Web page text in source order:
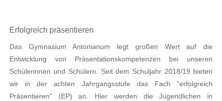
Erfolgreich präsentieren
Das Gymnasium Antonianum legt großen Wert auf die
Entwicklung von Präsentationskompetenzen bei unseren
Schülerinnen und Schülern. Seit dem Schuljahr 2018/19 bieten
wir in der achten Jahrgangsstufe das Fach "erfolgreich
Präsentieren" (EP) an. Hier werden die Jugendlichen in